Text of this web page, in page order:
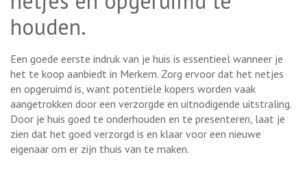
houden.
Een goede eerste indruk van je huis is essentieel wanneer je
het te koop aanbiedt in Merkem. Zorg ervoor dat het netjes
en opgeruimd is, want potentiële kopers worden vaak
aangetrokken door een verzorgde en uitnodigende uitstraling.
Door je huis goed te onderhouden en te presenteren, laat je
zien dat het goed verzorgd is en klaar voor een nieuwe
eigenaar om er zijn thuis van te maken.